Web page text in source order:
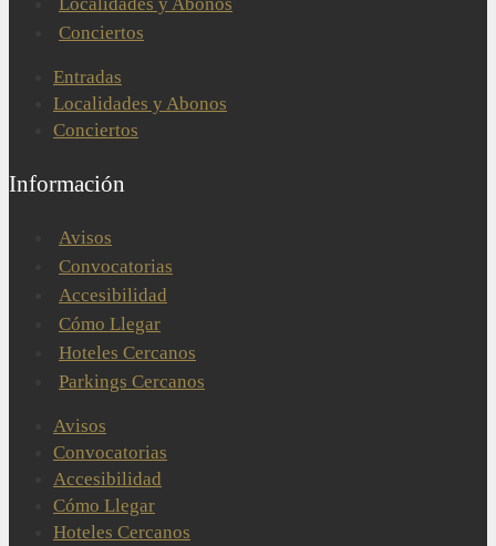
Conciertos
Entradas
Localidades y Abonos
Conciertos
Información
Avisos
Convocatorias
Accesibilidad
Cómo Llegar
Hoteles Cercanos
Parkings Cercanos
Avisos
Convocatorias
Accesibilidad
Cómo Llegar
Hoteles Cercanos